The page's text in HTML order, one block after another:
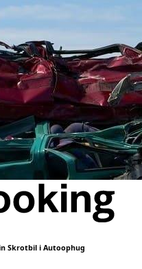
Skrotbil i Autoophug